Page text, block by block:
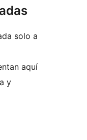
solo a
aquí
y